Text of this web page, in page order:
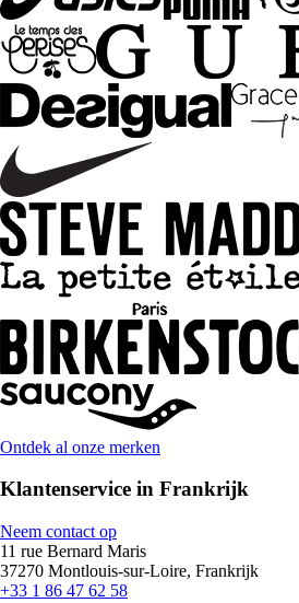
Ontdek al onze merken
Klantenservice in Frankrijk
Neem contact op
11 rue Bernard Maris
37270 Montlouis-sur-Loire, Frankrijk
+33 1 86 47 62 58